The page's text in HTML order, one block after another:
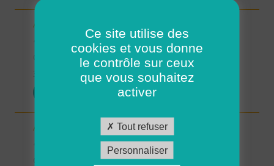
Auxiliaire de vie - Mimizan (H/F)
31/07/2026
Auxiliaire de vie - Labouheyre (H/F)
Ce site utilise des
cookies et vous donne
le contrôle sur ceux
que vous souhaitez
activer
Tout refuser
Personnaliser